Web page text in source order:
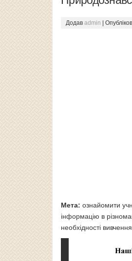
Додав admin
Мета: ознайомити
інформацію в
необхідності